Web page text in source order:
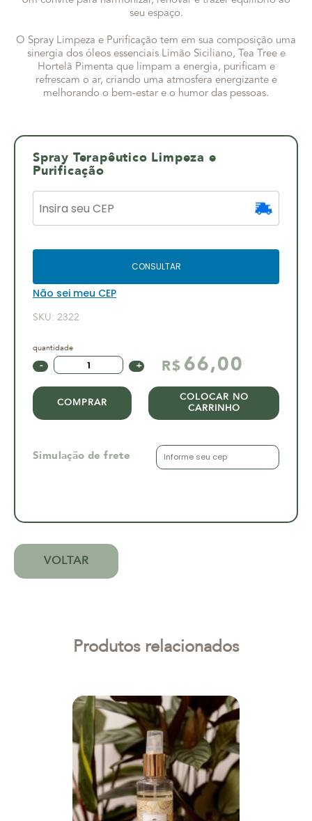
seu espaço.
O Spray Limpeza e Purificação tem em sua composição uma
sinergia dos óleos essenciais Limão Siciliano, Tea Tree e
Hortelã Pimenta que limpam a energia, purificam e
refrescam o ar, criando uma atmosfera energizante e
melhorando o bem-estar e o humor das pessoas.
Spray Terapêutico Limpeza e
Purificação
CONSULTAR
Não sei meu CEP
SKU: 2322
Simulação de frete
R$ 66,00
COMPRAR
COLOCAR NO
CARRINHO
VOLTAR
Produtos relacionados